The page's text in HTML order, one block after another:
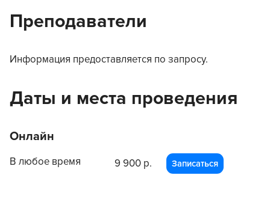
Преподаватели
Информация предоставляется по запросу.
Даты и места проведения
Онлайн
В любое время 9 900 р. Записаться